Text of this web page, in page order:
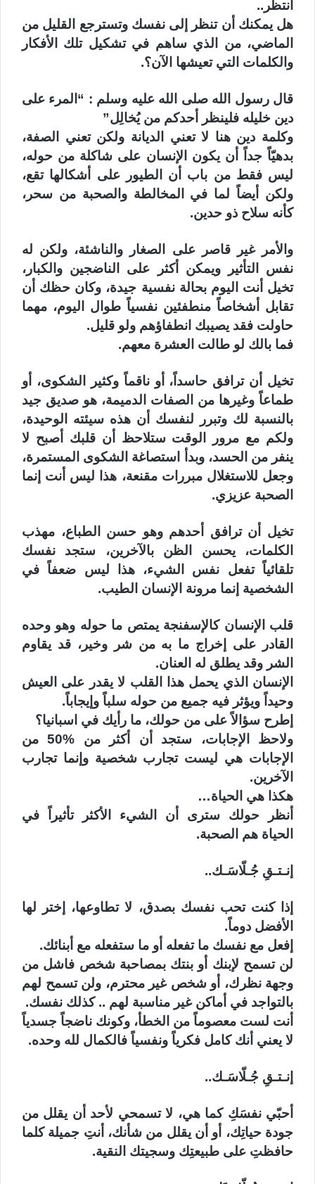
انتظر..
هل يمكنك أن تنظر إلى نفسك وتسترجع القليل من
الماضي، من الذي ساهم في تشكيل تلك الأفكار
والكلمات التي تعيشها الآن؟.
قال رسول الله صلى الله عليه وسلم : “المرء على
دين خليله فلينظر أحدكم من يُخالِل”
وكلمة دين هنا لا تعني الديانة ولكن تعني الصفة،
بدهيّاً جداً أن يكون الإنسان على شاكلة من حوله،
ليس فقط من باب أن الطيور على أشكالها تقع،
ولكن أيضاً لما في المخالطة والصحبة من سحر،
كأنه سلاح ذو حدين.
والأمر غير قاصر على الصغار والناشئة، ولكن له
نفس التأثير ويمكن أكثر على الناضجين والكبار،
تخيل أنت اليوم بحالة نفسية جيدة، وكان حظك أن
تقابل أشخاصاً منطفئين نفسياً طوال اليوم، مهما
حاولت فقد يصيبك انطفاؤهم ولو قليل.
فما بالك لو طالت العشرة معهم.
تخيل أن ترافق حاسداً، أو ناقماً وكثير الشكوى، أو
طماعاً وغيرها من الصفات الدميمة، هو صديق جيد
بالنسبة لك وتبرر لنفسك أن هذه سيئته الوحيدة،
ولكم مع مرور الوقت ستلاحظ أن قلبك أصبح لا
ينفر من الحسد، وبدأ استصاغة الشكوى المستمرة،
وجعل للاستغلال مبررات مقنعة، هذا ليس أنت إنما
الصحبة عزيزي.
تخيل أن ترافق أحدهم وهو حسن الطباع، مهذب
الكلمات، يحسن الظن بالآخرين، ستجد نفسك
تلقائياً تفعل نفس الشيء، هذا ليس ضعفاً في
الشخصية إنما مرونة الإنسان الطيب.
قلب الإنسان كالإسفنجة يمتص ما حوله وهو وحده
القادر على إخراج ما به من شر وخير، قد يقاوم
الشر وقد يطلق له العنان.
الإنسان الذي يحمل هذا القلب لا يقدر على العيش
وحيداً ويؤثر فيه جميع من حوله سلباً وإيجاباً.
إطرح سؤالاً على من حولك، ما رأيك في اسبانيا؟
ولاحظ الإجابات، ستجد أن أكثر من %50 من
الإجابات هي ليست تجارب شخصية وإنما تجارب
الآخرين.
هكذا هي الحياة…
أنظر حولك سترى أن الشيء الأكثر تأثيراً في
الحياة هم الصحبة.
إنـتـقِ جُـلّاسَـك..
إذا كنت تحب نفسك بصدق، لا تطاوعها، إختر لها
الأفضل دوماً.
إفعل مع نفسك ما تفعله أو ما ستفعله مع أبنائك.
لن تسمح لإبنك أو بنتك بمصاحبة شخص فاشل من
وجهة نظرك، أو شخص غير محترم، ولن تسمح لهم
بالتواجد في أماكن غير مناسبة لهم .. كذلك نفسك.
أنت لست معصوماً من الخطأ، وكونك ناضجاً جسدياً
لا يعني أنك كامل فكرياً ونفسياً فالكمال لله وحده.
إنـتـقِ جُـلّاسَـك..
أحبّي نفسَكِ كما هي، لا تسمحي لأحد أن يقلل من
جودة حياتِك، أو أن يقلل من شأنك، أنتِ جميلة كلما
حافظتِ على طبيعتِك وسجيتك النقية.